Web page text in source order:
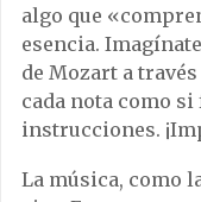
algo que
esencia.
de Mozart a
cada nota como
instrucciones.
La música, como